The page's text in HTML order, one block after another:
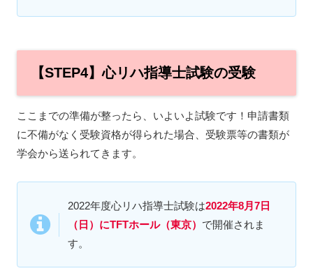
【STEP4】心リハ指導士試験の受験
ここまでの準備が整ったら、いよいよ試験です！申請書類
に不備がなく受験資格が得られた場合、受験票等の書類が
学会から送られてきます。
2022年度心リハ指導士試験は2022年8月7日
（日）にTFTホール（東京） で開催されま
す。